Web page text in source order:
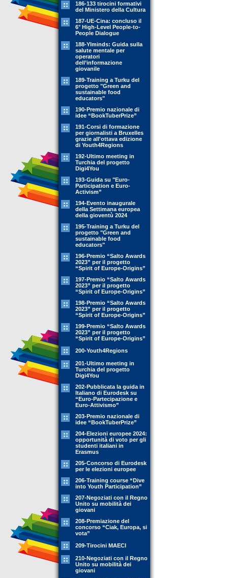
186-133 tirocini formativi
del Ministero della Cultura
187-UE-Cina: concluso il
6° High-Level People-to-
People Dialogue
188-YIminds: Guida sulla
salute mentale per
operatori
dell’informazione
giovanile
189-Training a Turku del
progetto "Green and
sustainable food
educators"
190-Premio nazionale di
idee “BookTuberPrize”
191-Corsi di formazione
per giornalisti a Bruxelles
grazie all'ottava edizione
di Youth4Regions
192-Ultimo meeting in
Turchia del progetto
Digi4You
193-Guida su "Euro-
Participation e Euro-
Activism”
194-Evento inaugurale
della Settimana europea
della gioventù 2024
195-Training a Turku del
progetto "Green and
sustainable food
educators"
196-Premio “Salto Awards
2023” per il progetto
“Spirit of Europe-Origins”
197-Premio “Salto Awards
2023” per il progetto
“Spirit of Europe-Origins”
198-Premio “Salto Awards
2023” per il progetto
“Spirit of Europe-Origins”
199-Premio “Salto Awards
2023” per il progetto
“Spirit of Europe-Origins”
200-Youth4Regions
201-Ultimo meeting in
Turchia del progetto
Digi4You
202-Pubblicata la guida in
Italiano di Eurodesk su
“Euro-Partecipazione e
Euro-Attivismo”
203-Premio nazionale di
idee “BookTuberPrize”
204-Elezioni europee 2024:
opportunità di voto per gli
studenti italiani in
Erasmus
205-Concorso di Eurodesk
per le elezioni europee
206-Training course “Dive
into Youth Participation”
207-Negoziati con il Regno
Unito su mobilità dei
giovani
208-Premiazione del
concorso “Ciak, Europa, si
vota”
209-Tirocini MAECI
210-Negoziati con il Regno
Unito su mobilità dei
giovani